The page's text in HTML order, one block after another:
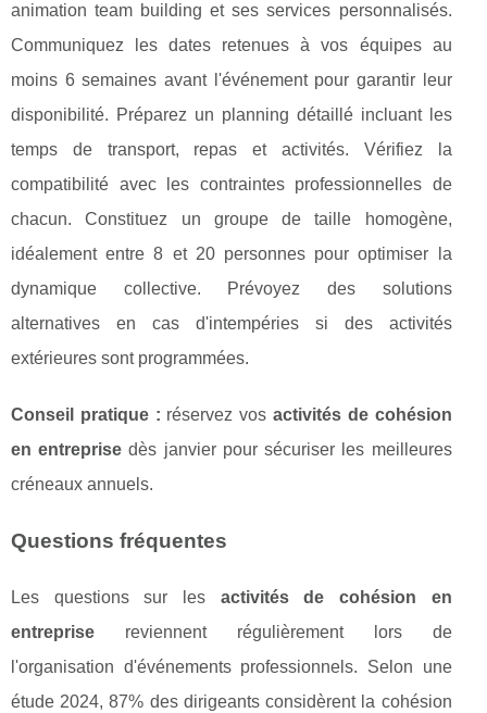
animation team building et ses services personnalisés.
Communiquez les dates retenues à vos équipes au
moins 6 semaines avant l'événement pour garantir leur
disponibilité. Préparez un planning détaillé incluant les
temps de transport, repas et activités. Vérifiez la
compatibilité avec les contraintes professionnelles de
chacun. Constituez un groupe de taille homogène,
idéalement entre 8 et 20 personnes pour optimiser la
dynamique collective. Prévoyez des solutions
alternatives en cas d'intempéries si des activités
extérieures sont programmées.
Conseil pratique : réservez vosactivités de cohésion
en entreprise dès janvier pour sécuriser les meilleures
créneaux annuels.
Questions fréquentes
Les questions sur les activités de cohésion en
entreprise reviennent régulièrement lors de
l'organisation d'événements professionnels. Selon une
étude 2024, 87% des dirigeants considèrent la cohésion